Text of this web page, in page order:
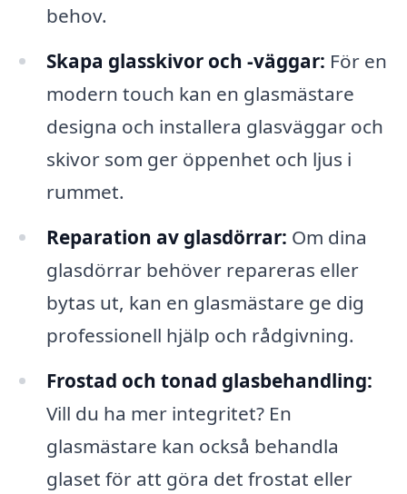
behov.
Skapa glasskivor och -väggar: För en
modern touch kan en glasmästare
designa och installera glasväggar och
skivor som ger öppenhet och ljus i
rummet.
Reparation av glasdörrar: Om dina
glasdörrar behöver repareras eller
bytas ut, kan en glasmästare ge dig
professionell hjälp och rådgivning.
Frostad och tonad glasbehandling:
Vill du ha mer integritet? En
glasmästare kan också behandla
glaset för att göra det frostat eller